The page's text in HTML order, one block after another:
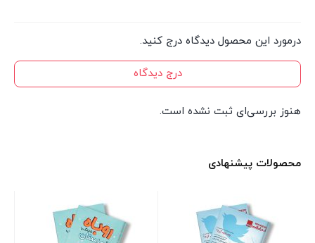
درمورد این محصول دیدگاه درج کنید.
درج دیدگاه
هنوز بررسی‌ای ثبت نشده است.
محصولات پیشنهادی